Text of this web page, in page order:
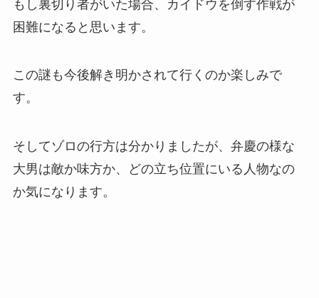
もし裏切り者がいた場合、カイドウを倒す作戦が
困難になると思います。
この謎も今後解き明かされて行くのか楽しみで
す。
そしてゾロの行方は分かりましたが、弁慶の様な
大男は敵か味方か、どの立ち位置にいる人物なの
か気になります。